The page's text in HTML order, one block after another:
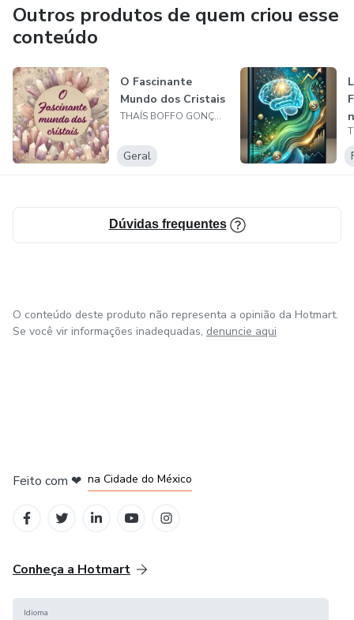
Outros produtos de quem criou esse
conteúdo
O Fascinante
Mundo dos Cristais
THAÍS BOFFO GONÇALVES
Geral
Dúvidas frequentes
O conteúdo deste produto não representa a opinião da Hotmart.
Se você vir informações inadequadas, denuncie aqui
Feito com ❤ na Cidade do México
Conheça a Hotmart
Idioma